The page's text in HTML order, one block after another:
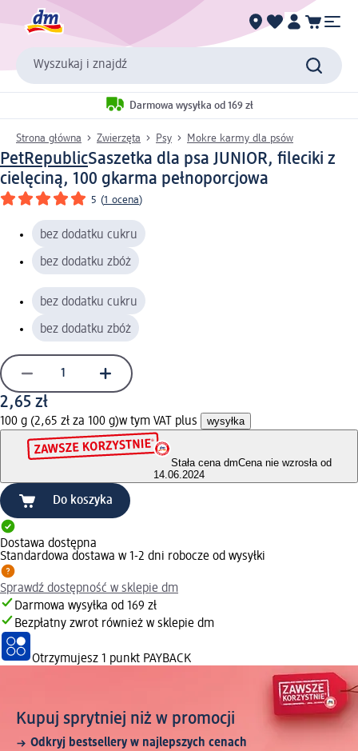
Wyszukaj i znajdź
Darmowa wysyłka od 169 zł
Strona główna Zwierzęta Psy Mokre karmy dla psów
PetRepublicSaszetka dla psa JUNIOR, fileciki z
cielęciną, 100 gkarma pełnoporcjowa
5 (1 ocena)
bez dodatku cukru
bez dodatku zbóż
bez dodatku cukru
bez dodatku zbóż
2,65 zł
100 g (2,65 zł za 100 g)w tym VAT plus wysyłka
Stała cena dmCena nie wzrosła od
14.06.2024
Do koszyka
Dostawa dostępna
Standardowa dostawa w 1-2 dni robocze od wysyłki
Sprawdź dostępność w sklepie dm
Darmowa wysyłka od 169 zł
Bezpłatny zwrot również w sklepie dm
Otrzymujesz 1 punkt PAYBACK
Kupuj sprytniej niż w promocji
Odkryj bestsellery w najlepszych cenach